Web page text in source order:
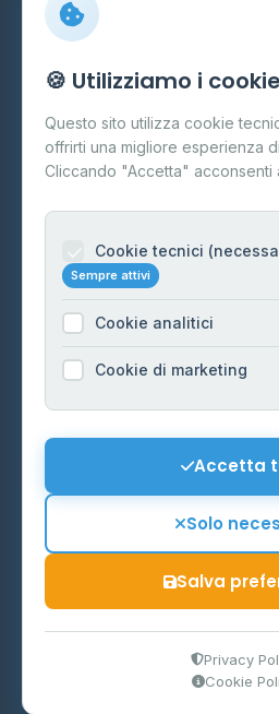
Info
Cos'è il GPL
FAQ
Contatti
Informazioni legali
Cookie Policy
Preferenze Cookie
Mappa del sito
P.IVA
Ministero delle
🍪 Utilizziamo i cookie
Questo sito utilizza cookie
offrirti una migliore esperienza
Cliccando "Accetta" acconsenti
Cookie tecnici
Sempre attivi
Cookie analitici
Cookie di marketing
Accetta
Solo
Salva
Privacy
Cookie